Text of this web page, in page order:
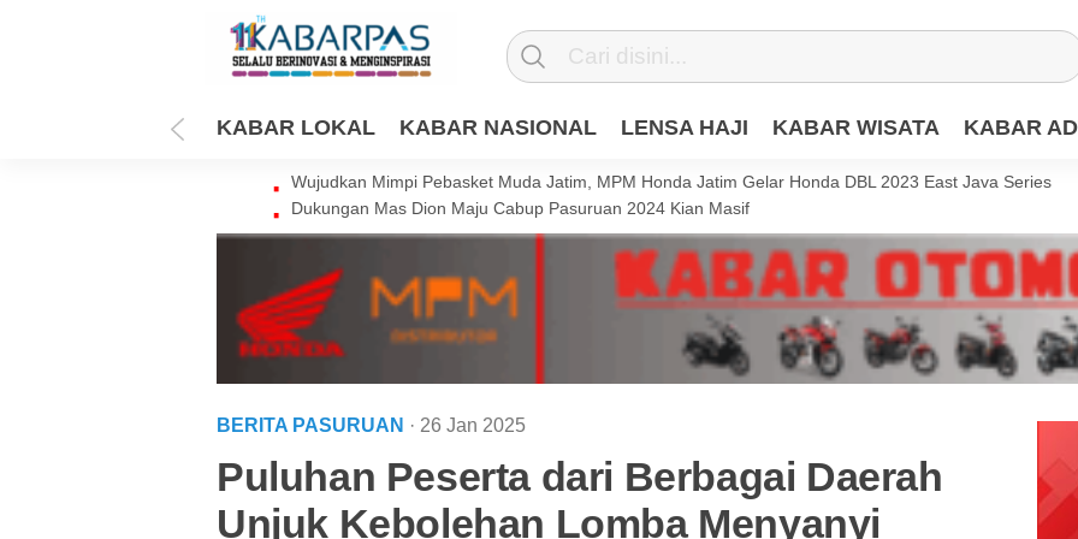
KABAR LOKAL KABAR NASIONAL LENSA HAJI KABAR WISATA KABAR
Wujudkan Mimpi Pebasket Muda Jatim, MPM Honda Jatim Gelar Honda DBL 2023 East Java Series
Dukungan Mas Dion Maju Cabup Pasuruan 2024 Kian Masif
BERITA PASURUAN · 26 Jan 2025
Puluhan Peserta dari Berbagai Daerah
Unjuk Kebolehan Lomba Menyanyi